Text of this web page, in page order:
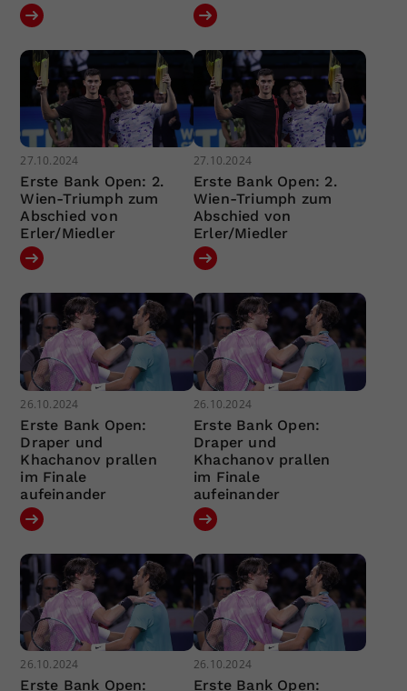
27.10.2024
Erste Bank Open: 2.
Wien-Triumph zum
Abschied von
Erler/Miedler
27.10.2024
Erste Bank Open: 2.
Wien-Triumph zum
Abschied von
Erler/Miedler
26.10.2024
Erste Bank Open:
Draper und
Khachanov prallen
im Finale
aufeinander
26.10.2024
Erste Bank Open:
Draper und
Khachanov prallen
im Finale
aufeinander
26.10.2024
Erste Bank Open:
26.10.2024
Erste Bank Open: